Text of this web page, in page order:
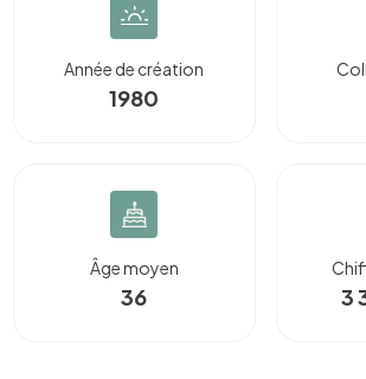
Année de création
1980
Âge moyen
36 3